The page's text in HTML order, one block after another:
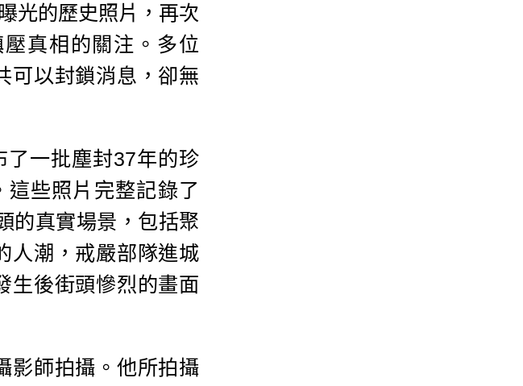
光的歷史照片，再次
真相的關注。多位
可以封鎖消息，卻無
了一批塵封37年的珍
些照片完整記錄了
的真實場景，包括聚
人潮，戒嚴部隊進城
生後街頭慘烈的畫面
影師拍攝。他所拍攝